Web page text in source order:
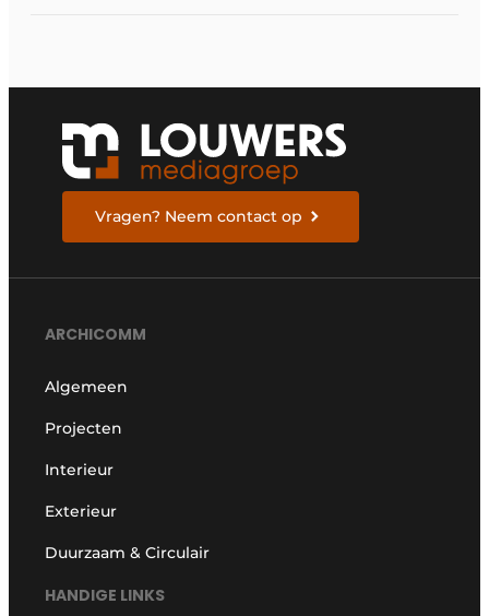
Vragen? Neem contact op
ARCHICOMM
Algemeen
Projecten
Interieur
Exterieur
Duurzaam & Circulair
HANDIGE LINKS